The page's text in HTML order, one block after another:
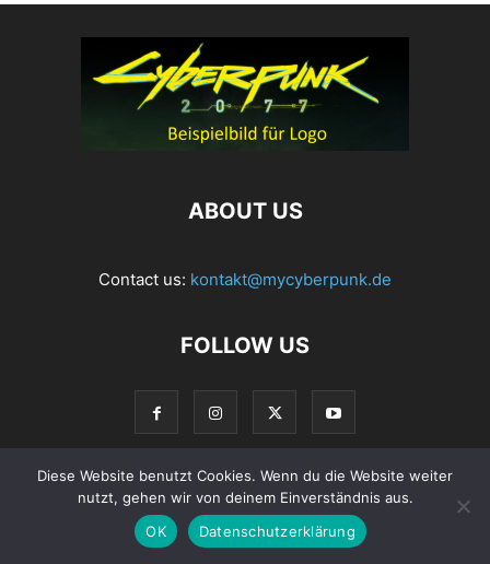
ABOUT US
Contact us: kontakt@mycyberpunk.de
FOLLOW US
© Copyright 2022 MyCyberpunk.de
Diese Website benutzt Cookies. Wenn du die Website weiter
nutzt, gehen wir von deinem Einverständnis aus.
OK
Datenschutzerklärung